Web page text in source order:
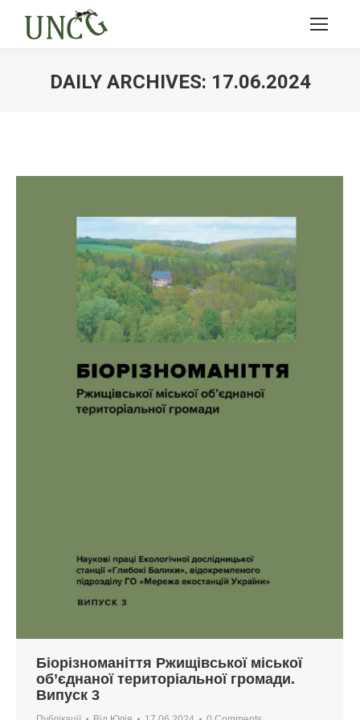
DAILY ARCHIVES: 17.06.2024
Біорізноманіття Ржищівської міської
об’єднаної територіальної громади.
Випуск 3